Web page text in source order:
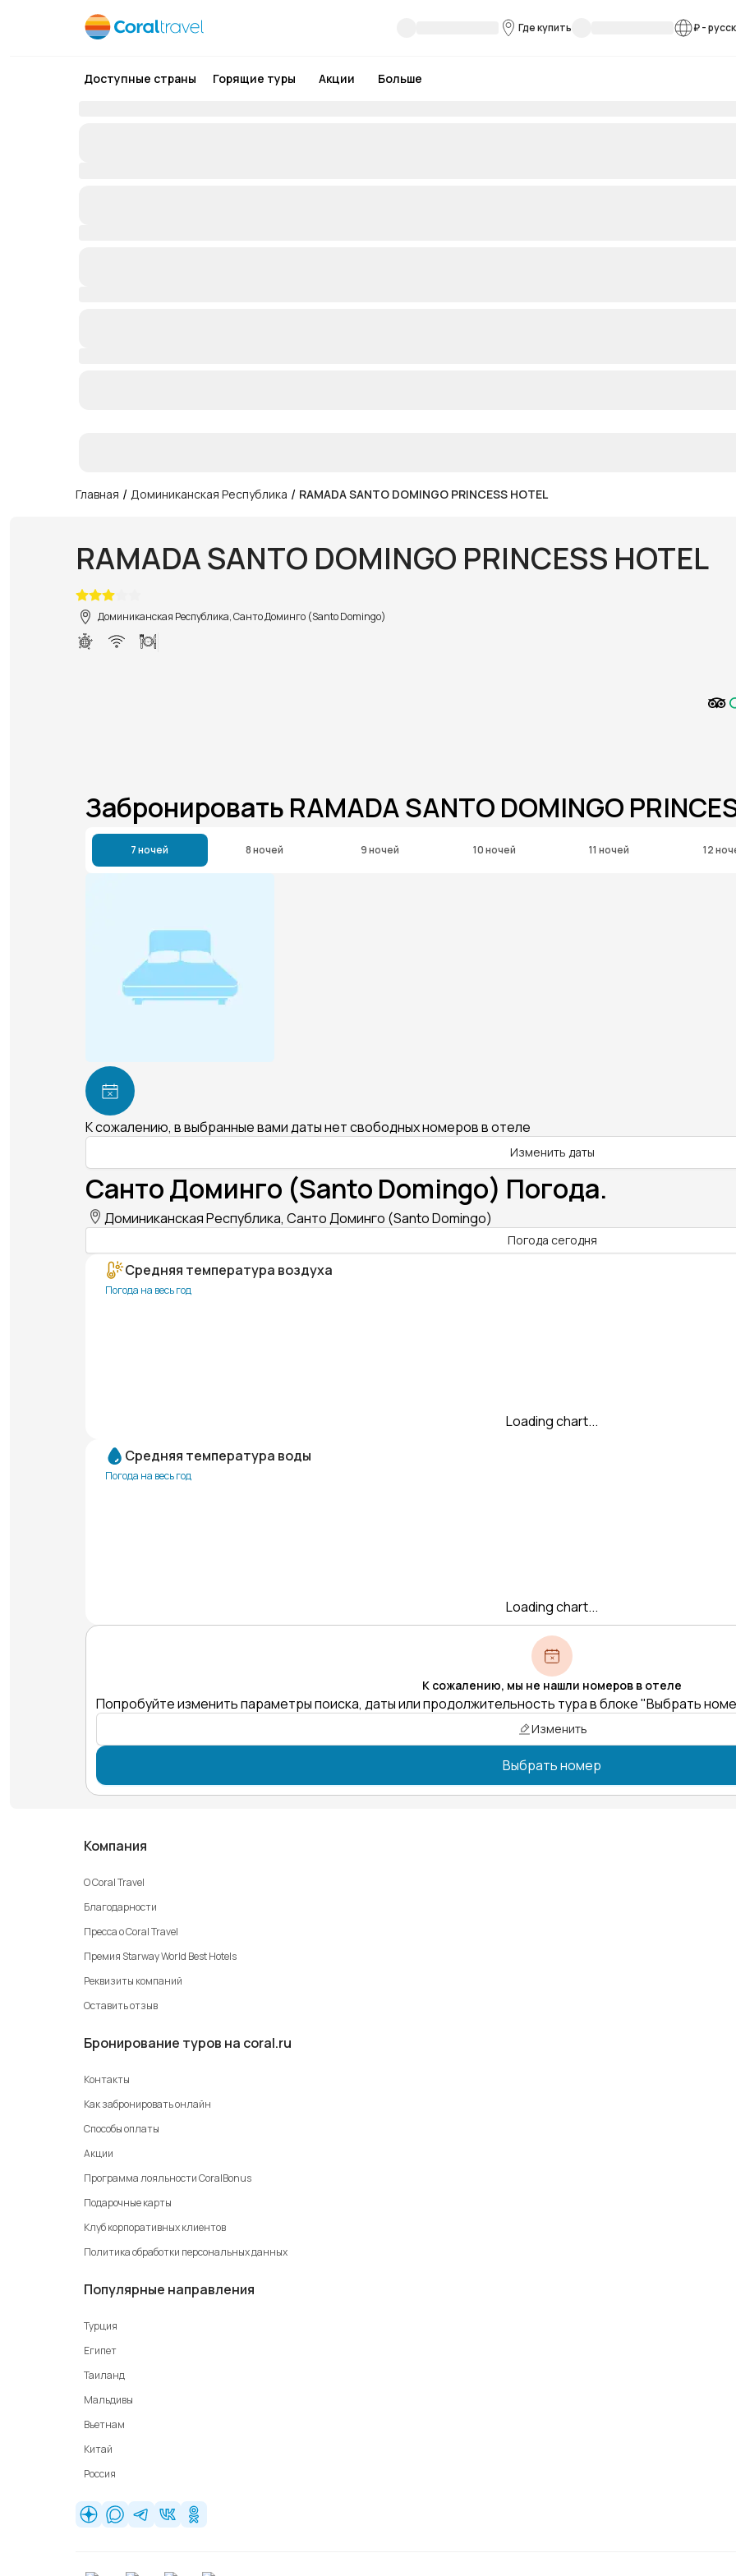
Где купить ₽-
Доступные страны Горящие туры Акции Больше
Главная / Доминиканская Республика / RAMADA SANTO DOMINGO PRINCESS HOTEL
RAMADA SANTO DOMINGO PRINCESS HOTEL
Доминиканская Республика, Санто Доминго (Santo Domingo)
Забронировать RAMADA SANTO DOMINGO
7 ночей 8 ночей 9 ночей 10 ночей 11 ночей 12
К сожалению, в выбранные вами даты нет свободных номеров в отеле
Изменить даты
Санто Доминго (Santo Domingo) Погода.
Доминиканская Республика, Санто Доминго (Santo Domingo)
Погода сегодня
Средняя температура воздуха
Погода на весь год
Loading chart...
Средняя температура воды
Погода на весь год
Loading chart...
К сожалению, мы не нашли номеров в отеле
Попробуйте изменить параметры поиска, даты или продолжительность тура в блоке "Выбрать
Изменить
Выбрать номер
Компания
О Coral Travel
Благодарности
Пресса о Coral Travel
Премия Starway World Best Hotels
Реквизиты компаний
Оставить отзыв
Бронирование туров на coral.ru
Контакты
Как забронировать онлайн
Способы оплаты
Акции
Программа лояльности CoralBonus
Подарочные карты
Клуб корпоративных клиентов
Политика обработки персональных данных
Популярные направления
Турция
Египет
Таиланд
Мальдивы
Вьетнам
Китай
Россия